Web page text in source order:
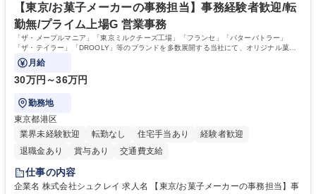
【東京/お菓子メーカーの事務担当】事務経験者歓迎/転
勤無/プライム上場G 営業事務
「ザ・メープルマニア」「東京ミルクチーズ工場」「フランセ」「バターバトラー」
「ザ・テイラー」「DROOLY」等のブランドを多数展開する当社にて、オリジナル菓子
ブランド商品の事務業務をお任せいたします。
月給
30万円～36万円
勤務地
東京都港区
業界未経験歓迎
転勤なし 住宅手当あり
経験者歓迎
退職金あり
賞与あり 交通費支給
仕事の内容
企業名 株式会社シュクレイ 求人名 【東京/お菓子メーカーの事務担当】事